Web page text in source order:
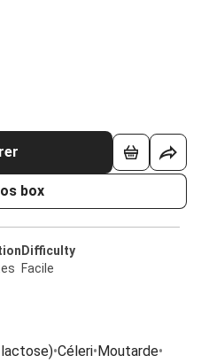
box
Difficulty
Facile
•Céleri•Moutarde•